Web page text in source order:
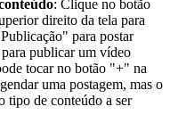
: Clique no botão
direito da tela para
para postar
publicar um vídeo
tocar no botão "+" na
uma postagem, mas o
tipo de conteúdo a ser